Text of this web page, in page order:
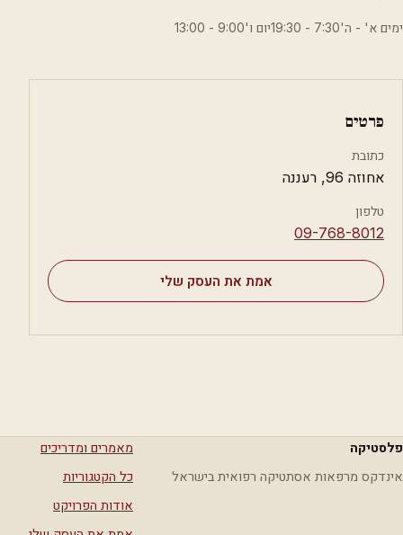
ימים א' - ה'7:30 - 19:30יום ו'9:00 - 13:00
פרטים
כתובת
אחוזה 96, רעננה
טלפון
⁦09-768-8012⁩
אמת את העסק שלי
פלסטיקה
אינדקס מרפאות אסתטיקה רפואית בישראל
מאמרים ומדריכים
כל הקטגוריות
אודות הפרויקט